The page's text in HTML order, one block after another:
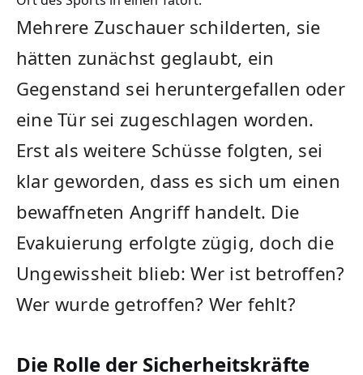
Mehrere Zuschauer schilderten, sie
hätten zunächst geglaubt, ein
Gegenstand sei heruntergefallen oder
eine Tür sei zugeschlagen worden.
Erst als weitere Schüsse folgten, sei
klar geworden, dass es sich um einen
bewaffneten Angriff handelt. Die
Evakuierung erfolgte zügig, doch die
Ungewissheit blieb: Wer ist betroffen?
Wer wurde getroffen? Wer fehlt?
Die Rolle der Sicherheitskräfte